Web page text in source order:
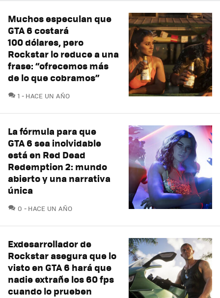
Muchos especulan que
GTA 6 costará
100 dólares, pero
Rockstar lo reduce a una
frase: “ofrecemos más
de lo que cobramos”
1 COMENTARIOS
HACE UN AÑO
La fórmula para que
GTA 6 sea inolvidable
está en Red Dead
Redemption 2: mundo
abierto y una narrativa
única
0 COMENTARIOS
HACE UN AÑO
Exdesarrollador de
Rockstar asegura que lo
visto en GTA 6 hará que
nadie extrañe los 60 fps
cuando lo prueben